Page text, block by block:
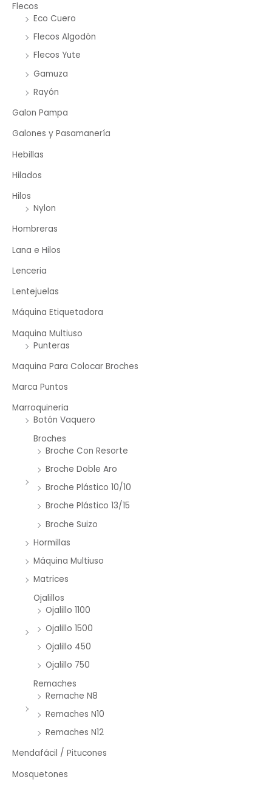
Flecos
Eco Cuero
Flecos Algodón
Flecos Yute
Gamuza
Rayón
Galon Pampa
Galones y Pasamanería
Hebillas
Hilados
Hilos
Nylon
Hombreras
Lana e Hilos
Lenceria
Lentejuelas
Máquina Etiquetadora
Maquina Multiuso
Punteras
Maquina Para Colocar Broches
Marca Puntos
Marroquineria
Botón Vaquero
Broches
Broche Con Resorte
Broche Doble Aro
Broche Plástico 10/10
Broche Plástico 13/15
Broche Suizo
Hormillas
Máquina Multiuso
Matrices
Ojalillos
Ojalillo 1100
Ojalillo 1500
Ojalillo 450
Ojalillo 750
Remaches
Remache N8
Remaches N10
Remaches N12
Mendafácil / Pitucones
Mosquetones